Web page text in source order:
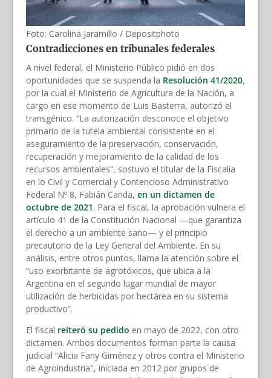
Foto: Carolina Jaramillo / Depositphoto
Contradicciones en tribunales federales
A nivel federal, el Ministerio Público pidió en dos
oportunidades que se suspenda la Resolución 41/2020,
por la cual el Ministerio de Agricultura de la Nación, a
cargo en ese momento de Luis Basterra, autorizó el
transgénico. “La autorización desconoce el objetivo
primario de la tutela ambiental consistente en el
aseguramiento de la preservación, conservación,
recuperación y mejoramiento de la calidad de los
recursos ambientales”, sostuvo el titular de la Fiscalía
en lo Civil y Comercial y Contencioso Administrativo
Federal Nº 8, Fabián Canda, en un dictamen de
octubre de 2021. Para el fiscal, la aprobación vulnera el
artículo 41 de la Constitución Nacional —que garantiza
el derecho a un ambiente sano— y el principio
precautorio de la Ley General del Ambiente. En su
análisis, entre otros puntos, llama la atención sobre el
“uso exorbitante de agrotóxicos, que ubica a la
Argentina en el segundo lugar mundial de mayor
utilización de herbicidas por hectárea en su sistema
productivo”.
El fiscal reiteró su pedido en mayo de 2022, con otro
dictamen. Ambos documentos forman parte la causa
judicial “Alicia Fany Giménez y otros contra el Ministerio
de Agroindustria", iniciada en 2012 por grupos de